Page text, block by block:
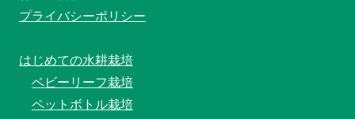
プライバシーポリシー
はじめての水耕栽培
ベビーリーフ栽培
ペットボトル栽培